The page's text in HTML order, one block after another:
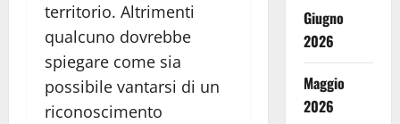
territorio. Altrimenti
qualcuno dovrebbe
spiegare come sia
possibile vantarsi di un
riconoscimento
Giugno
2026
Maggio
2026